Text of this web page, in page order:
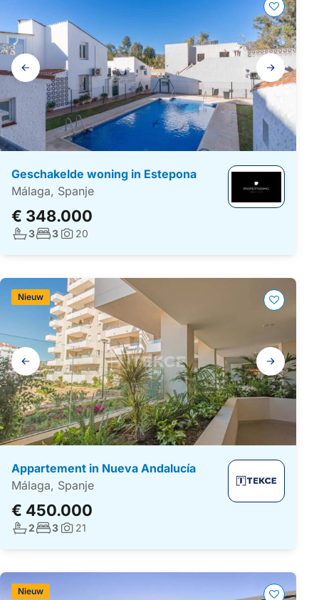
Galerij
navigatie
Geschakelde woning in Estepona
Málaga, Spanje
€ 348.000
Aantal badkamers:
3Aantal slaapkamers:
3Foto's:
20
Galerij
navigatie
Appartement in Nueva Andalucía
Málaga, Spanje
€ 450.000
Nieuw
Aantal badkamers:
2Aantal slaapkamers:
3Foto's:
21
Nieuw